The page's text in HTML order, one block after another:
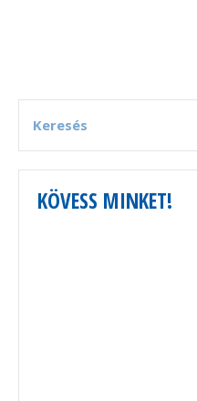
KÖVESS MINKET!